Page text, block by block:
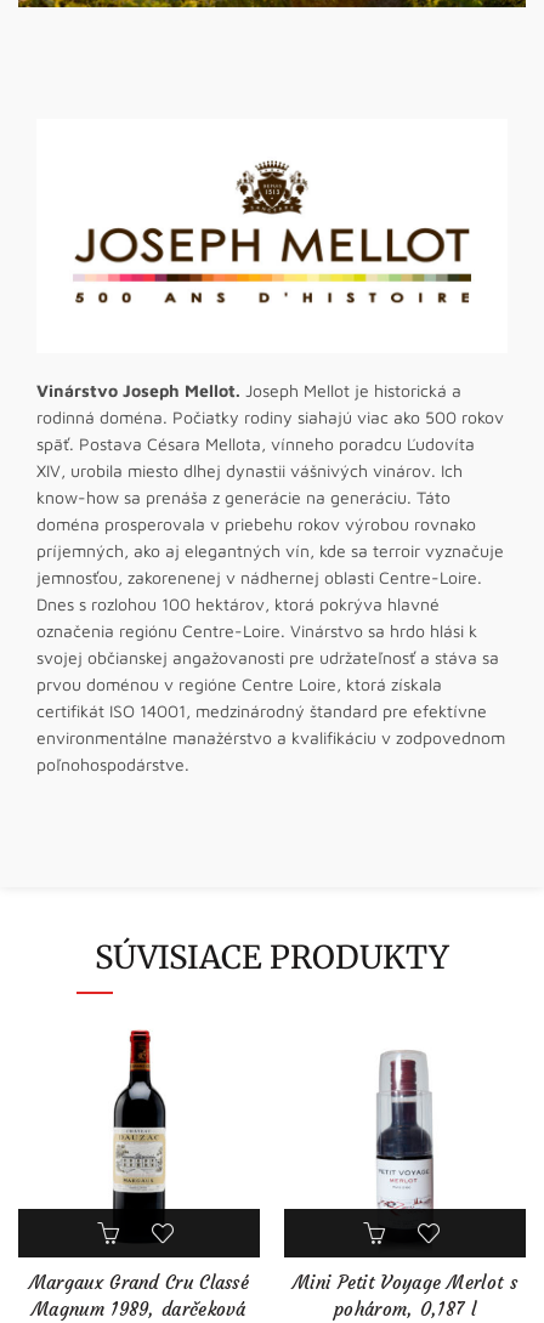
Vinárstvo Joseph Mellot. Joseph Mellot je historická a
rodinná doména. Počiatky rodiny siahajú viac ako 500 rokov
späť. Postava Césara Mellota, vínneho poradcu Ľudovíta
XIV, urobila miesto dlhej dynastii vášnivých vinárov. Ich
know-how sa prenáša z generácie na generáciu. Táto
doména prosperovala v priebehu rokov výrobou rovnako
príjemných, ako aj elegantných vín, kde sa terroir vyznačuje
jemnosťou, zakorenenej v nádhernej oblasti Centre-Loire.
Dnes s rozlohou 100 hektárov, ktorá pokrýva hlavné
označenia regiónu Centre-Loire. Vinárstvo sa hrdo hlási k
svojej občianskej angažovanosti pre udržateľnosť a stáva sa
prvou doménou v regióne Centre Loire, ktorá získala
certifikát ISO 14001, medzinárodný štandard pre efektívne
environmentálne manažérstvo a kvalifikáciu v zodpovednom
poľnohospodárstve.
SÚVISIACE PRODUKTY
Margaux Grand Cru Classé
Magnum 1989, darčeková
Mini Petit Voyage Merlot s
pohárom, 0,187 l